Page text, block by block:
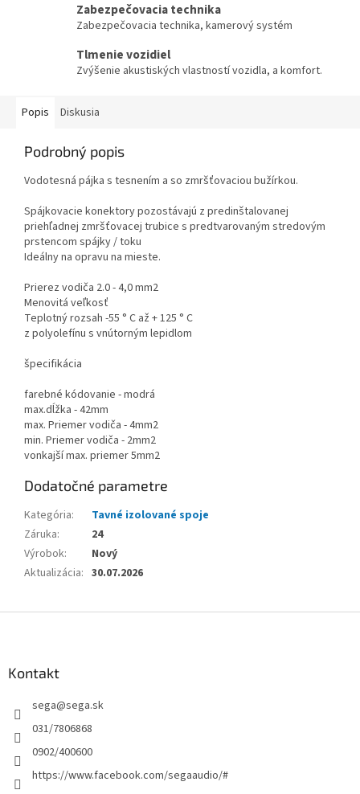
Zabezpečovacia technika
Zabezpečovacia technika, kamerový systém
Tlmenie vozidiel
Zvýšenie akustiských vlastností vozidla, a komfort.
Popis Diskusia
Podrobný popis
Vodotesná pájka s tesnením a so zmršťovaciou bužírkou.
Spájkovacie konektory pozostávajú z predinštalovanej
priehľadnej zmršťovacej trubice s predtvarovaným stredovým
prstencom spájky / toku
Ideálny na opravu na mieste.
Prierez vodiča 2.0 - 4,0 mm2
Menovitá veľkosť
Teplotný rozsah -55 ° C až + 125 ° C
z polyolefínu s vnútorným lepidlom
špecifikácia
farebné kódovanie - modrá
max.dĺžka - 42mm
max. Priemer vodiča - 4mm2
min. Priemer vodiča - 2mm2
vonkajší max. priemer 5mm2
Dodatočné parametre
Kategória:
Tavné izolované spoje
Záruka:
24
Výrobok:
Nový
Aktualizácia: 30.07.2026
Kontakt
sega@sega.sk
031/7806868
0902/400600
https://www.facebook.com/segaaudio/#